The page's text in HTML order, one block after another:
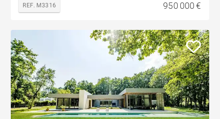
REF. M3316 950 000 €